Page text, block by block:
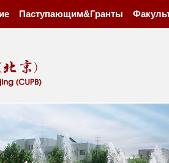
Паступающим&Гранты